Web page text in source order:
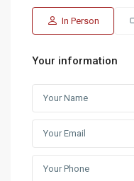
In Person
Your information